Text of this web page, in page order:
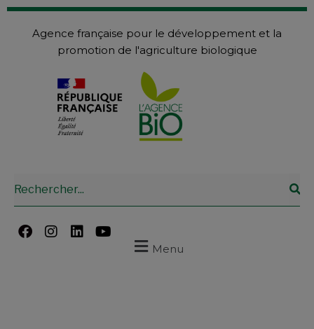
Agence française pour le développement et la
promotion de l'agriculture biologique
Menu